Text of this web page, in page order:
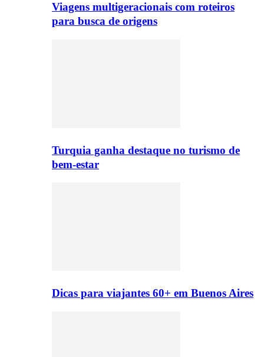
Viagens multigeracionais com roteiros
para busca de origens
Turquia ganha destaque no turismo de
bem-estar
Dicas para viajantes 60+ em Buenos Aires